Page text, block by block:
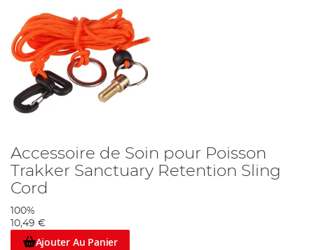
Accessoire de Soin pour Poisson
Trakker Sanctuary Retention Sling
Cord
100%
10,49 €
Ajouter Au Panier